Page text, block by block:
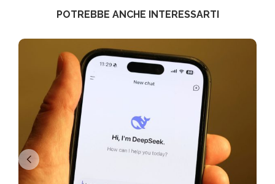
POTREBBE ANCHE INTERESSARTI